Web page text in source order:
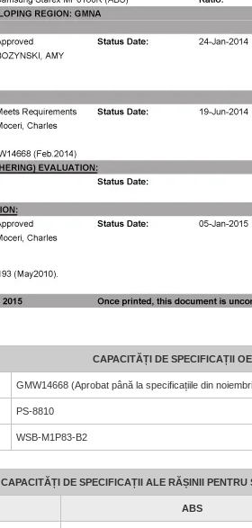
CAPACITĂȚI DE SPECIFICAȚII
GMW14668 (Aprobat până la specificațiile din
PS-8810
WSB-M1P83-B2
CAPACITĂȚI DE SPECIFICAȚII ALE RĂȘINII
ABS